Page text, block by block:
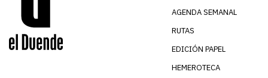
AGENDA SEMANAL
RUTAS
EDICIÓN PAPEL
HEMEROTECA